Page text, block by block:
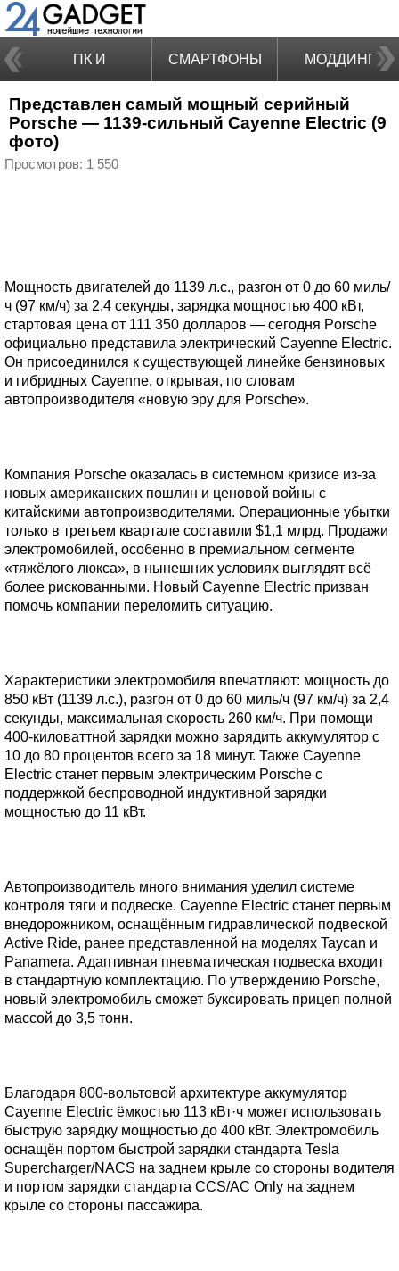
ПК И
НОУТБУКИ
СМАРТФОНЫ МОДДИНГ
Представлен самый мощный серийный
Porsche — 1139-сильный Cayenne Electric (9
фото)
Просмотров: 1 550
Мощность двигателей до 1139 л.с., разгон от 0 до 60 миль/
ч (97 км/ч) за 2,4 секунды, зарядка мощностью 400 кВт,
стартовая цена от 111 350 долларов — сегодня Porsche
официально представила электрический Cayenne Electric.
Он присоединился к существующей линейке бензиновых
и гибридных Cayenne, открывая, по словам
автопроизводителя «новую эру для Porsche».
Компания Porsche оказалась в системном кризисе из-за
новых американских пошлин и ценовой войны с
китайскими автопроизводителями. Операционные убытки
только в третьем квартале составили $1,1 млрд. Продажи
электромобилей, особенно в премиальном сегменте
«тяжёлого люкса», в нынешних условиях выглядят всё
более рискованными. Новый Cayenne Electric призван
помочь компании переломить ситуацию.
Характеристики электромобиля впечатляют: мощность до
850 кВт (1139 л.с.), разгон от 0 до 60 миль/ч (97 км/ч) за 2,4
секунды, максимальная скорость 260 км/ч. При помощи
400-киловаттной зарядки можно зарядить аккумулятор с
10 до 80 процентов всего за 18 минут. Также Cayenne
Electric станет первым электрическим Porsche с
поддержкой беспроводной индуктивной зарядки
мощностью до 11 кВт.
Автопроизводитель много внимания уделил системе
контроля тяги и подвеске. Cayenne Electric станет первым
внедорожником, оснащённым гидравлической подвеской
Active Ride, ранее представленной на моделях Taycan и
Panamera. Адаптивная пневматическая подвеска входит
в стандартную комплектацию. По утверждению Porsche,
новый электромобиль сможет буксировать прицеп полной
массой до 3,5 тонн.
Благодаря 800-вольтовой архитектуре аккумулятор
Cayenne Electric ёмкостью 113 кВт·ч может использовать
быструю зарядку мощностью до 400 кВт. Электромобиль
оснащён портом быстрой зарядки стандарта Tesla
Supercharger/NACS на заднем крыле со стороны водителя
и портом зарядки стандарта CCS/AC Only на заднем
крыле со стороны пассажира.